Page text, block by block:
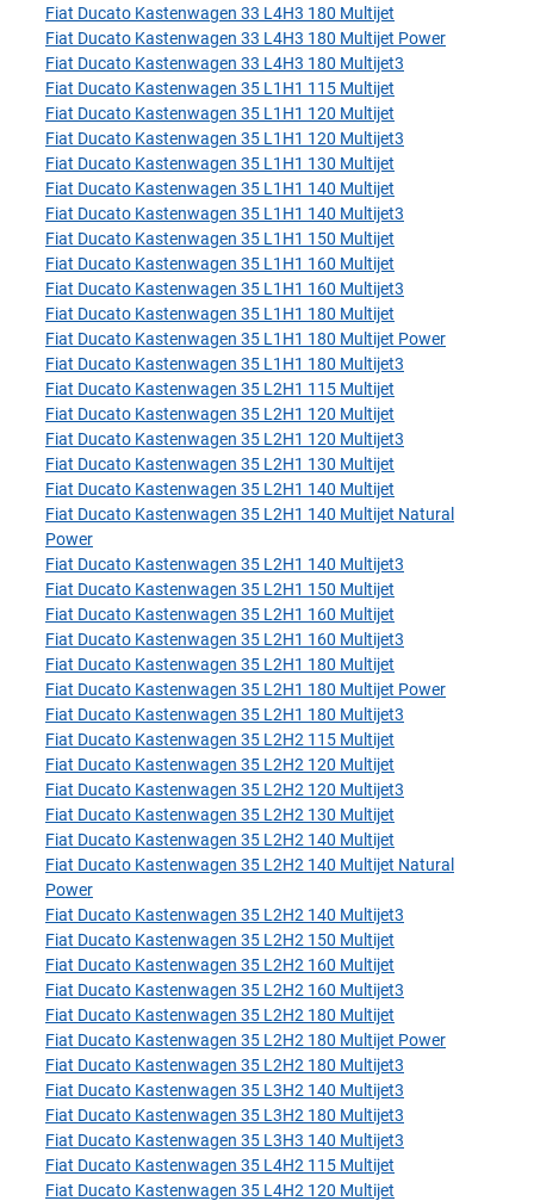
Fiat Ducato Kastenwagen 33 L4H3 180 Multijet
Fiat Ducato Kastenwagen 33 L4H3 180 Multijet Power
Fiat Ducato Kastenwagen 33 L4H3 180 Multijet3
Fiat Ducato Kastenwagen 35 L1H1 115 Multijet
Fiat Ducato Kastenwagen 35 L1H1 120 Multijet
Fiat Ducato Kastenwagen 35 L1H1 120 Multijet3
Fiat Ducato Kastenwagen 35 L1H1 130 Multijet
Fiat Ducato Kastenwagen 35 L1H1 140 Multijet
Fiat Ducato Kastenwagen 35 L1H1 140 Multijet3
Fiat Ducato Kastenwagen 35 L1H1 150 Multijet
Fiat Ducato Kastenwagen 35 L1H1 160 Multijet
Fiat Ducato Kastenwagen 35 L1H1 160 Multijet3
Fiat Ducato Kastenwagen 35 L1H1 180 Multijet
Fiat Ducato Kastenwagen 35 L1H1 180 Multijet Power
Fiat Ducato Kastenwagen 35 L1H1 180 Multijet3
Fiat Ducato Kastenwagen 35 L2H1 115 Multijet
Fiat Ducato Kastenwagen 35 L2H1 120 Multijet
Fiat Ducato Kastenwagen 35 L2H1 120 Multijet3
Fiat Ducato Kastenwagen 35 L2H1 130 Multijet
Fiat Ducato Kastenwagen 35 L2H1 140 Multijet
Fiat Ducato Kastenwagen 35 L2H1 140 Multijet Natural
Power
Fiat Ducato Kastenwagen 35 L2H1 140 Multijet3
Fiat Ducato Kastenwagen 35 L2H1 150 Multijet
Fiat Ducato Kastenwagen 35 L2H1 160 Multijet
Fiat Ducato Kastenwagen 35 L2H1 160 Multijet3
Fiat Ducato Kastenwagen 35 L2H1 180 Multijet
Fiat Ducato Kastenwagen 35 L2H1 180 Multijet Power
Fiat Ducato Kastenwagen 35 L2H1 180 Multijet3
Fiat Ducato Kastenwagen 35 L2H2 115 Multijet
Fiat Ducato Kastenwagen 35 L2H2 120 Multijet
Fiat Ducato Kastenwagen 35 L2H2 120 Multijet3
Fiat Ducato Kastenwagen 35 L2H2 130 Multijet
Fiat Ducato Kastenwagen 35 L2H2 140 Multijet
Fiat Ducato Kastenwagen 35 L2H2 140 Multijet Natural
Power
Fiat Ducato Kastenwagen 35 L2H2 140 Multijet3
Fiat Ducato Kastenwagen 35 L2H2 150 Multijet
Fiat Ducato Kastenwagen 35 L2H2 160 Multijet
Fiat Ducato Kastenwagen 35 L2H2 160 Multijet3
Fiat Ducato Kastenwagen 35 L2H2 180 Multijet
Fiat Ducato Kastenwagen 35 L2H2 180 Multijet Power
Fiat Ducato Kastenwagen 35 L2H2 180 Multijet3
Fiat Ducato Kastenwagen 35 L3H2 140 Multijet3
Fiat Ducato Kastenwagen 35 L3H2 180 Multijet3
Fiat Ducato Kastenwagen 35 L3H3 140 Multijet3
Fiat Ducato Kastenwagen 35 L4H2 115 Multijet
Fiat Ducato Kastenwagen 35 L4H2 120 Multijet